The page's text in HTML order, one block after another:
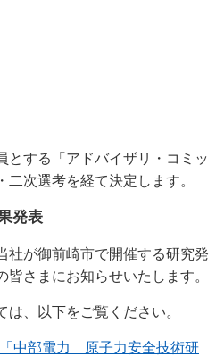
とする「アドバイザリ・コミッ
次選考を経て決定します。
発表
社が御前崎市で開催する研究発
さまにお知らせいたします。
、以下をご覧ください。
中部電力 原子力安全技術研